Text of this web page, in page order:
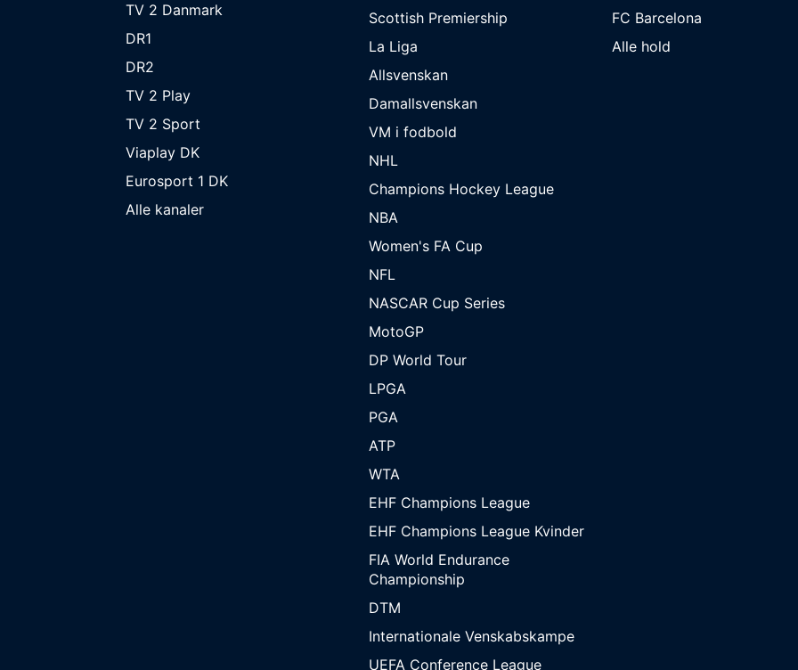
TV 2 Danmark
DR1
DR2
TV 2 Play
TV 2 Sport
Viaplay DK
Eurosport 1 DK
Alle kanaler
Scottish Premiership
La Liga
Allsvenskan
Damallsvenskan
VM i fodbold
NHL
Champions Hockey League
NBA
Women's FA Cup
NFL
NASCAR Cup Series
MotoGP
DP World Tour
LPGA
PGA
ATP
WTA
EHF Champions League
EHF Champions League Kvinder
FIA World Endurance
Championship
DTM
Internationale Venskabskampe
UEFA Conference League
FC Barcelona
Alle hold